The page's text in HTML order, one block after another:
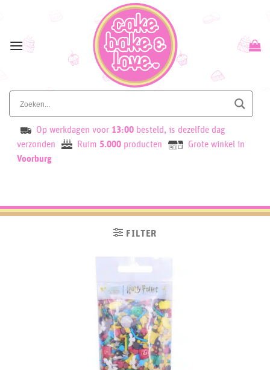
content
Op werkdagen voor 13:00 besteld, is dezelfde dag
verzonden
Ruim 5.000 producten
Grote winkel in
Voorburg
FILTER